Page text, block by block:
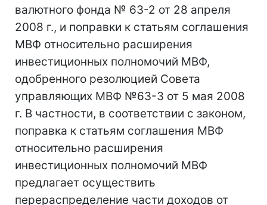
валютного фонда № 63-2 от 28 апреля
2008 г., и поправки к статьям соглашения
МВФ относительно расширения
инвестиционных полномочий МВФ,
одобренного резолюцией Совета
управляющих МВФ №63-3 от 5 мая 2008
г. В частности, в соответствии с законом,
поправка к статьям соглашения МВФ
относительно расширения
инвестиционных полномочий МВФ
предлагает осуществить
перераспределение части доходов от